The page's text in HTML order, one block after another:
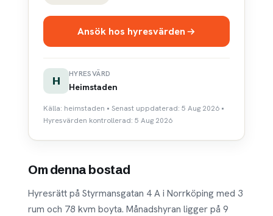
Ansök hos hyresvärden
H
HYRESVÄRD
Heimstaden
Källa: heimstaden • Senast uppdaterad: 5 Aug 2026 •
Hyresvärden kontrollerad: 5 Aug 2026
Om denna bostad
Hyresrätt på Styrmansgatan 4 A i Norrköping med 3
rum och 78 kvm boyta. Månadshyran ligger på 9